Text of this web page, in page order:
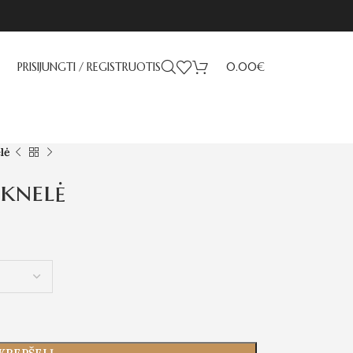
PRISIJUNGTI / REGISTRUOTIS 0.00€